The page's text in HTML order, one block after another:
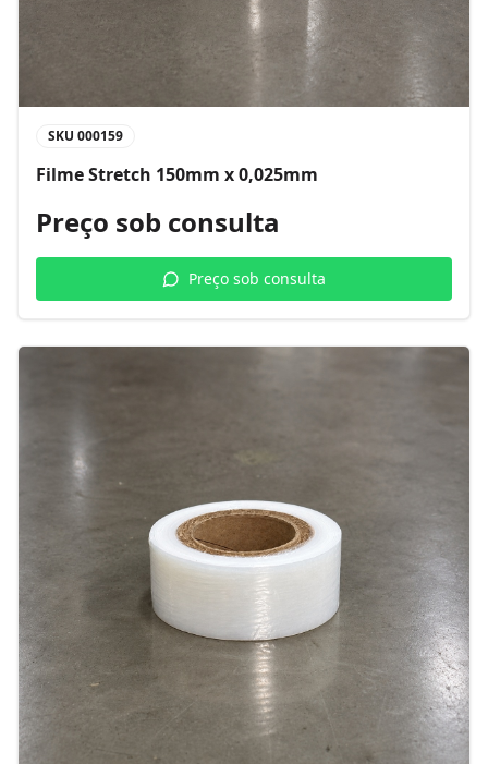
SKU 000159
Filme Stretch 150mm x 0,025mm
Preço sob consulta
Preço sob consulta